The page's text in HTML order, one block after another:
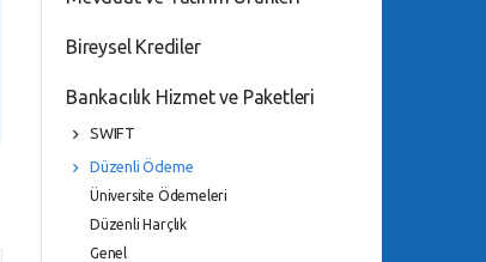
Bireysel Krediler
Bankacılık Hizmet ve Paketleri
SWIFT
Düzenli Ödeme
Üniversite Ödemeleri
Düzenli Harçlık
Genel